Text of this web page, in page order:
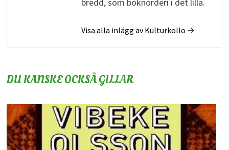
Visa alla inlägg av Kulturkollo →
DU KANSKE OCKSÅ GILLAR